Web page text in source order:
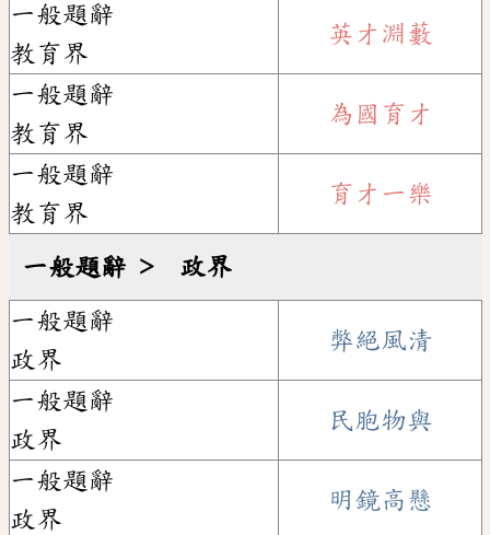
一般題辭
教育界
英才淵藪
一般題辭
教育界
為國育才
一般題辭
教育界
育才一樂
一般題辭 ﹥ 政界
一般題辭
政界
弊絕風清
一般題辭
政界
民胞物與
一般題辭
政界
明鏡高懸